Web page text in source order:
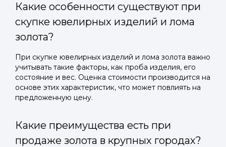
Какие особенности существуют при
скупке ювелирных изделий и лома
золота?
При скупке ювелирных изделий и лома золота важно
учитывать такие факторы, как проба изделия, его
состояние и вес. Оценка стоимости производится на
основе этих характеристик, что может повлиять на
предложенную цену.
Какие преимущества есть при
продаже золота в крупных городах?